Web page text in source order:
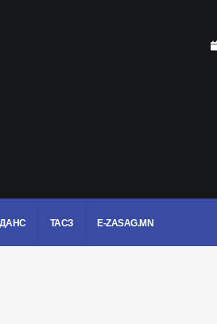
ТАСЗ E-ZASAG.MN